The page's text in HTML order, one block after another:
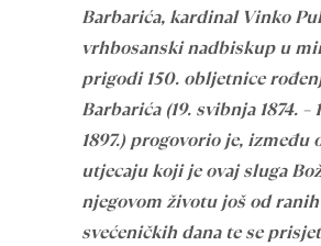
Barbarića, kardinal Vinko
vrhbosanski nadbiskup u
prigodi 150. obljetnice
Barbarića (19. svibnja 1874. –
1897.) progovorio je, između
utjecaju koji je ovaj sluga
njegovom životu još od ranih
svećeničkih dana te se